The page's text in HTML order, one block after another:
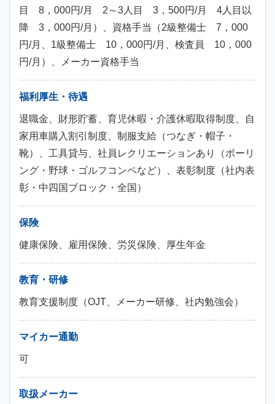
目 8，000円/月 2～3人目 3，500円/月 4人目以
降 3，000円/月）、資格手当（2級整備士 7，000
円/月、1級整備士 10，000円/月、検査員 10，000
円/月）、メーカー資格手当
福利厚生・待遇
退職金、財形貯蓄、育児休暇・介護休暇取得制度、自
家用車購入割引制度、制服支給（つなぎ・帽子・
靴）、工具貸与、社員レクリエーションあり（ボーリ
ング・野球・ゴルフコンペなど）、表彰制度（社内表
彰・中四国ブロック・全国）
保険
健康保険、雇用保険、労災保険、厚生年金
教育・研修
教育支援制度（OJT、メーカー研修、社内勉強会）
マイカー通勤
可
取扱メーカー